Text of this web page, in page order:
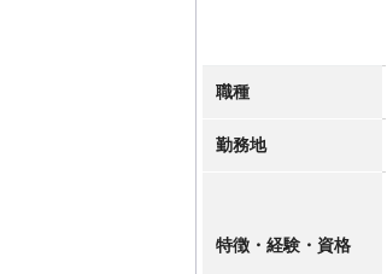
職種
勤務地
特徴・経験・資格